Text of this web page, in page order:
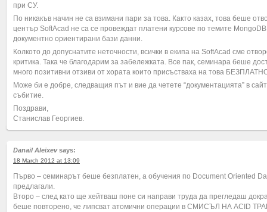
при СУ.
По никакъв начин не са взимани пари за това. Както казах, това беше
център SoftAcad не са се провеждат платени курсове по темите
документно ориентирани бази данни.
Колкото до допуснатите неточности, всички в екипа на SoftAcad сме
критика. Така че благодарим за забележката. Все пак, семинара беше
много позитивни отзиви от хората които присъстваха на това
Може би е добре, следващия път и вие да четете “документацията” в
събитие.
Поздрави,
Станислав Георгиев.
Danail Aleixev says:
18 March 2012 at 13:09
Първо – семинарът беше безплатен, а обучения по Document Oriented
предлагали.
Второ – след като ще хейтваш поне си направи труда да прегледаш
беше повторено, че липсват атомични операции в СМИСЪЛ НА ACID